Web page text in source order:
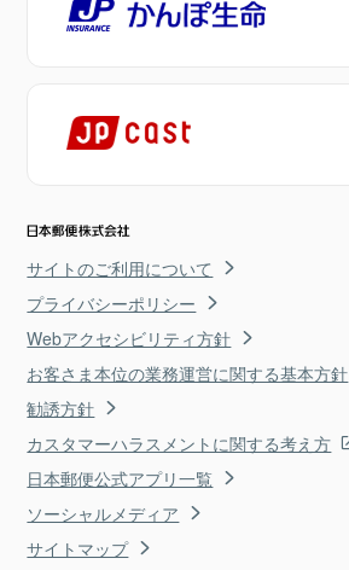
サイトのご利用について
プライバシーポリシー
Webアクセシビリティ方針
お客さま本位の業務運営に関する基本方針
勧誘方針
カスタマーハラスメントに関する考え方
日本郵便公式アプリ一覧
ソーシャルメディア
サイトマップ